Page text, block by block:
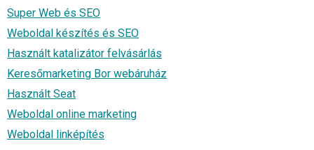
Super Web és SEO
Weboldal készítés és SEO
Használt katalizátor felvásárlás
Keresőmarketing Bor webáruház
Használt Seat
Weboldal online marketing
Weboldal linképítés